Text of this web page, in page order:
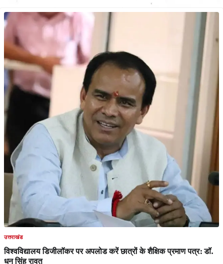
उत्तराखंड
विश्वविद्यालय डिजीलॉकर पर अपलोड करें छात्रों के शैक्षिक प्रमाण पत्र: डॉ.
धन सिंह रावत